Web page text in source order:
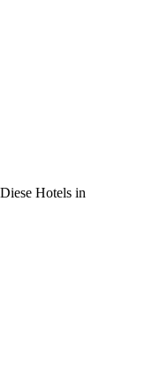
Hotels in